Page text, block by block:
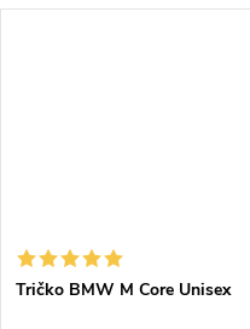
Tričko BMW M Core Unisex